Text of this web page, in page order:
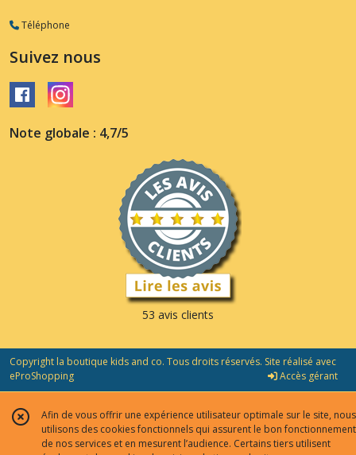
Téléphone
Suivez nous
Note globale : 4,7/5
53 avis clients
Copyright la boutique kids and co. Tous droits réservés. Site réalisé avec
eProShopping
Accès gérant
Afin de vous offrir une expérience utilisateur optimale sur le site, nous
utilisons des cookies fonctionnels qui assurent le bon fonctionnement
de nos services et en mesurent l’audience. Certains tiers utilisent